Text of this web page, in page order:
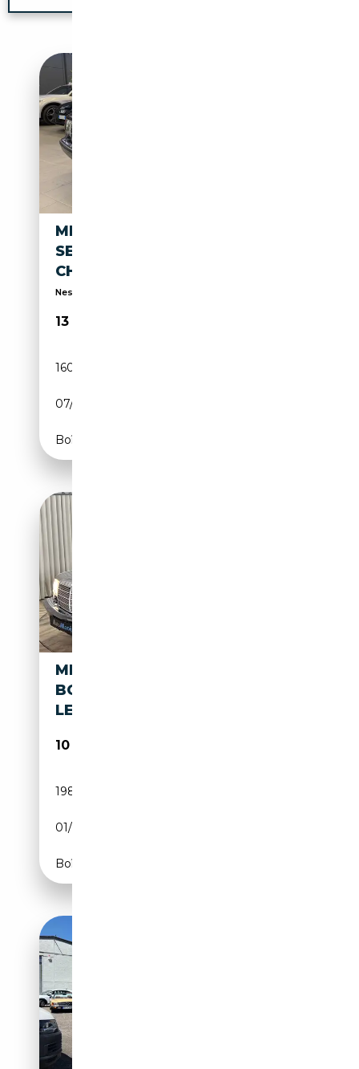
MERCEDES-BENZ S 300 S 300
SE ISCRITTA ASI DOTATA DI
CHECK MERCEDES
Nessun vincolo di finanziamento prezzo reale
13 999€
160 000 km
07/1991
Boîte automatique
MERCEDES-BENZ S 300 SEL /
BOEKJES / ABS / VERLENGD /
LEDER / SCHUIF- K
10 750€
198 765 km
01/1989
Boîte automatique